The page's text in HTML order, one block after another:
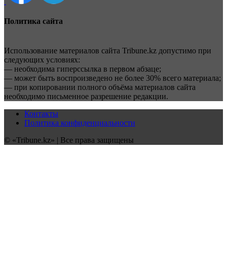
Политика сайта
Использование материалов сайта Tribune.kz допустимо при
следующих условиях:
— необходима гиперссылка в первом абзаце;
— может быть воспроизведено не более 30% всего материала;
— при копировании полного объёма материалов сайта
необходимо письменное разрешение редакции.
Контакты
Политика конфиденциальности
© «Tribune.kz» | Все права защищены